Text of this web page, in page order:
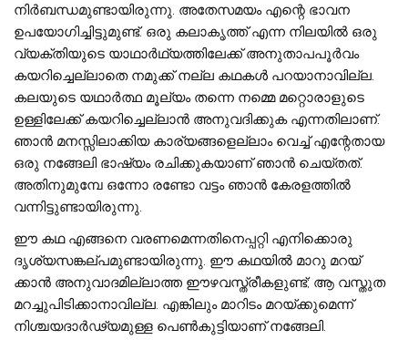
നിർബന്ധമുണ്ടായിരുന്നു. അതേസമയം എന്റെ ഭാവന
ഉപയോഗിച്ചിട്ടുമുണ്ട്. ഒരു കലാകൃത്ത് എന്ന നിലയിൽ ഒരു
വ്യക്തിയുടെ യാഥാർഥ്യത്തിലേക്ക് അനുതാപപൂർവം
കയറിച്ചെല്ലാതെ നമുക്ക് നല്ല കഥകൾ പറയാനാവില്ല.
കലയുടെ യഥാർത്ഥ മൂല്യം തന്നെ നമ്മെ മറ്റൊരാളുടെ
ഉള്ളിലേക്ക് കയറിച്ചെല്ലാൻ അനുവദിക്കുക എന്നതിലാണ്.
ഞാൻ മനസ്സിലാക്കിയ കാര്യങ്ങളെല്ലാം വെച്ച് എന്റേതായ
ഒരു നങ്ങേലി ഭാഷ്യം രചിക്കുകയാണ് ഞാൻ ചെയ്‌തത്‌.
അതിനുമുമ്പേ ഒന്നോ രണ്ടോ വട്ടം ഞാൻ കേരളത്തിൽ
വന്നിട്ടുണ്ടായിരുന്നു.
ഈ കഥ എങ്ങനെ വരണമെന്നതിനെപ്പറ്റി എനിക്കൊരു
ദൃശ്യസങ്കല്പമുണ്ടായിരുന്നു. ഈ കഥയിൽ മാറു മറയ്​
ക്കാൻ അനുവാദമില്ലാത്ത ഈഴവസ്ത്രീകളുണ്ട്; ആ വസ്തുത
മറച്ചുപിടിക്കാനാവില്ല. എങ്കിലും മാറിടം മറയ്​ക്കുമെന്ന്
നിശ്ചയദാർഢ്യമുള്ള പെൺകുട്ടിയാണ് നങ്ങേലി.